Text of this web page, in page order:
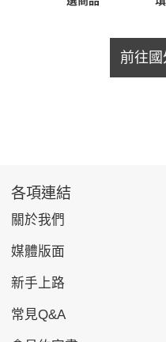
前往
各項連結
關於我們
媒體版面
新手上路
常見Q&A